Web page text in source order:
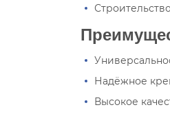
Надёжное
Высокое